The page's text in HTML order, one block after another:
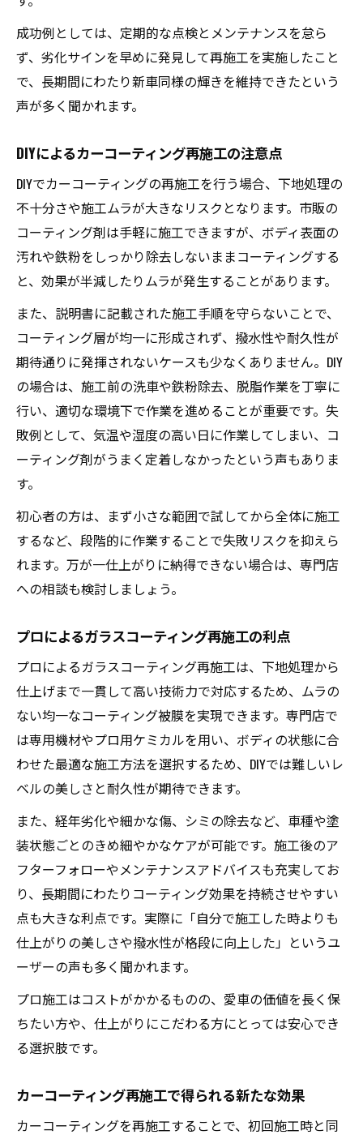
成功例としては、定期的な点検とメンテナンスを怠ら
ず、劣化サインを早めに発見して再施工を実施したこと
で、長期間にわたり新車同様の輝きを維持できたという
声が多く聞かれます。
DIYによるカーコーティング再施工の注意点
DIYでカーコーティングの再施工を行う場合、下地処理の
不十分さや施工ムラが大きなリスクとなります。市販の
コーティング剤は手軽に施工できますが、ボディ表面の
汚れや鉄粉をしっかり除去しないままコーティングする
と、効果が半減したりムラが発生することがあります。
また、説明書に記載された施工手順を守らないことで、
コーティング層が均一に形成されず、撥水性や耐久性が
期待通りに発揮されないケースも少なくありません。DIY
の場合は、施工前の洗車や鉄粉除去、脱脂作業を丁寧に
行い、適切な環境下で作業を進めることが重要です。失
敗例として、気温や湿度の高い日に作業してしまい、コ
ーティング剤がうまく定着しなかったという声もありま
す。
初心者の方は、まず小さな範囲で試してから全体に施工
するなど、段階的に作業することで失敗リスクを抑えら
れます。万が一仕上がりに納得できない場合は、専門店
への相談も検討しましょう。
プロによるガラスコーティング再施工の利点
プロによるガラスコーティング再施工は、下地処理から
仕上げまで一貫して高い技術力で対応するため、ムラの
ない均一なコーティング被膜を実現できます。専門店で
は専用機材やプロ用ケミカルを用い、ボディの状態に合
わせた最適な施工方法を選択するため、DIYでは難しいレ
ベルの美しさと耐久性が期待できます。
また、経年劣化や細かな傷、シミの除去など、車種や塗
装状態ごとのきめ細やかなケアが可能です。施工後のア
フターフォローやメンテナンスアドバイスも充実してお
り、長期間にわたりコーティング効果を持続させやすい
点も大きな利点です。実際に「自分で施工した時よりも
仕上がりの美しさや撥水性が格段に向上した」というユ
ーザーの声も多く聞かれます。
プロ施工はコストがかかるものの、愛車の価値を長く保
ちたい方や、仕上がりにこだわる方にとっては安心でき
る選択肢です。
カーコーティング再施工で得られる新たな効果
カーコーティングを再施工することで、初回施工時と同